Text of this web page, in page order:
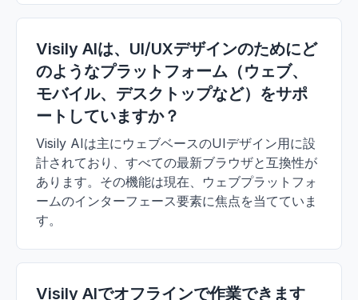
Visily AIは、UI/UXデザインのためにど
のようなプラットフォーム（ウェブ、
モバイル、デスクトップなど）をサポ
ートしていますか？
Visily AIは主にウェブベースのUIデザイン用に設
計されており、すべての最新ブラウザと互換性が
あります。その機能は現在、ウェブプラットフォ
ームのインターフェース要素に焦点を当てていま
す。
Visily AIでオフラインで作業できます